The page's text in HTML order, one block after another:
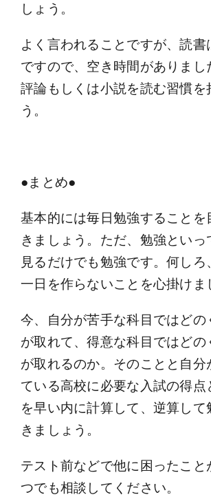
しょう。
よく言われることですが、読書
ですので、空き時間がありまし
評論もしくは小説を読む習慣を
う。
●まとめ●
基本的には毎日勉強することを
きましょう。ただ、勉強といっ
見るだけでも勉強です。何し
一日を作らないことを心掛けま
今、自分が苦手な科目ではどの
が取れて、得意な科目ではどの
が取れるのか。そのことと自分
ている高校に必要な入試の得点
を早い内に計算して、逆算して
きましょう。
テスト前などで他に困ったこと
つでも相談してください。